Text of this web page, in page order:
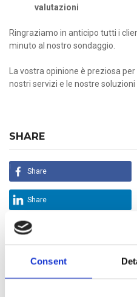
Consent
valutazioni
Ringraziamo in anticipo tutti i
minuto al nostro sondaggio.
La vostra opinione è preziosa
nostri servizi e le nostre
SHARE
Share
Share